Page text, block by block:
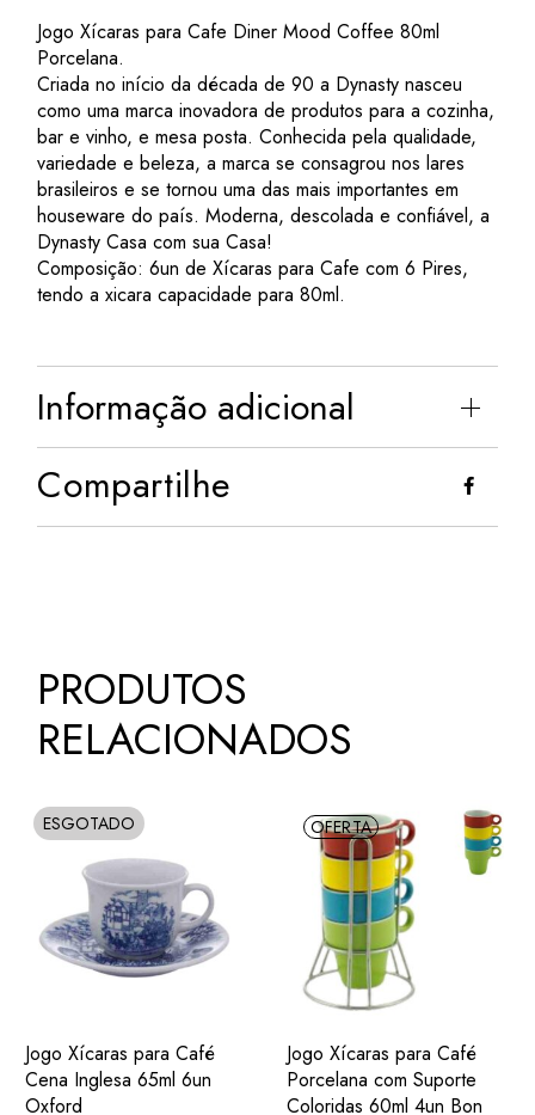
Jogo Xícaras para Cafe Diner Mood Coffee 80ml
Porcelana.
Criada no início da década de 90 a Dynasty nasceu
como uma marca inovadora de produtos para a cozinha,
bar e vinho, e mesa posta. Conhecida pela qualidade,
variedade e beleza, a marca se consagrou nos lares
brasileiros e se tornou uma das mais importantes em
houseware do país. Moderna, descolada e confiável, a
Dynasty Casa com sua Casa!
Composição: 6un de Xícaras para Cafe com 6 Pires,
tendo a xicara capacidade para 80ml.
Informação adicional
Compartilhe
PRODUTOS
RELACIONADOS
ESGOTADO
SOLD
ADIC.
FAVORITOS
VER
Jogo Xícaras para Café
Cena Inglesa 65ml 6un
Oxford
OFERTA
ADIC.
FAVORITOS
VER
Jogo Xícaras para Café
Porcelana com Suporte
Coloridas 60ml 4un Bon